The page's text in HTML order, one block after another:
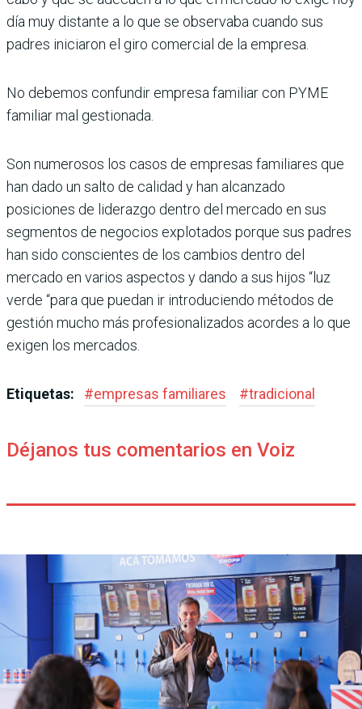
día muy distante a lo que se observaba cuando sus
padres iniciaron el giro comercial de la empresa.
No debemos confundir empresa familiar con PYME
familiar mal gestionada.
Son numerosos los casos de empresas familiares que
han dado un salto de calidad y han alcanzado
posiciones de liderazgo dentro del mercado en sus
segmentos de negocios explotados porque sus padres
han sido conscientes de los cambios dentro del
mercado en varios aspectos y dando a sus hijos “luz
verde “para que puedan ir introduciendo métodos de
gestión mucho más profesionalizados acordes a lo que
exigen los mercados.
Etiquetas: #empresas familiares #tradicional
Déjanos tus comentarios en Voiz